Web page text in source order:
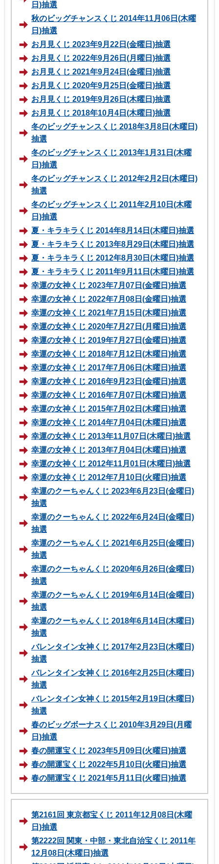
日)抽選
秋のビッグチャンスくじ 2014年11月06日(木曜
日)抽選
お月見くじ 2023年9月22日(金曜日)抽選
お月見くじ 2022年9月26日(月曜日)抽選
お月見くじ 2021年9月24日(金曜日)抽選
お月見くじ 2020年9月25日(金曜日)抽選
お月見くじ 2019年9月26日(木曜日)抽選
お月見くじ 2018年10月4日(木曜日)抽選
冬のビッグチャンスくじ 2018年3月8日(木曜日)
抽選
冬のビッグチャンスくじ 2013年1月31日(木曜
日)抽選
冬のビッグチャンスくじ 2012年2月2日(木曜日)
抽選
冬のビッグチャンスくじ 2011年2月10日(木曜
日)抽選
夏・キラキラくじ 2014年8月14日(木曜日)抽選
夏・キラキラくじ 2013年8月29日(木曜日)抽選
夏・キラキラくじ 2012年8月30日(木曜日)抽選
夏・キラキラくじ 2011年9月11日(木曜日)抽選
幸運の女神くじ 2023年7月07日(金曜日)抽選
幸運の女神くじ 2022年7月08日(金曜日)抽選
幸運の女神くじ 2021年7月15日(木曜日)抽選
幸運の女神くじ 2020年7月27日(月曜日)抽選
幸運の女神くじ 2019年7月27日(金曜日)抽選
幸運の女神くじ 2018年7月12日(木曜日)抽選
幸運の女神くじ 2017年7月06日(木曜日)抽選
幸運の女神くじ 2016年9月23日(金曜日)抽選
幸運の女神くじ 2016年7月07日(木曜日)抽選
幸運の女神くじ 2015年7月02日(木曜日)抽選
幸運の女神くじ 2014年7月04日(木曜日)抽選
幸運の女神くじ 2013年11月07日(木曜日)抽選
幸運の女神くじ 2013年7月04日(木曜日)抽選
幸運の女神くじ 2012年11月01日(木曜日)抽選
幸運の女神くじ 2012年7月10日(火曜日)抽選
幸運のクーちゃんくじ 2023年6月23日(金曜日)
抽選
幸運のクーちゃんくじ 2022年6月24日(金曜日)
抽選
幸運のクーちゃんくじ 2021年6月25日(金曜日)
抽選
幸運のクーちゃんくじ 2020年6月26日(金曜日)
抽選
幸運のクーちゃんくじ 2019年6月14日(金曜日)
抽選
幸運のクーちゃんくじ 2018年6月14日(木曜日)
抽選
バレンタイン女神くじ 2017年2月23日(木曜日)
抽選
バレンタイン女神くじ 2016年2月25日(木曜日)
抽選
バレンタイン女神くじ 2015年2月19日(木曜日)
抽選
春のビッグボーナスくじ 2010年3月29日(月曜
日)抽選
春の開運宝くじ 2023年5月09日(火曜日)抽選
春の開運宝くじ 2022年5月10日(火曜日)抽選
春の開運宝くじ 2021年5月11日(火曜日)抽選
第2161回 東京都宝くじ 2011年12月08日(木曜
日)抽選
第2222回 関東・中部・東北自治宝くじ 2011年
12月08日(木曜日)抽選